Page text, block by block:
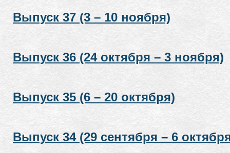
Выпуск 37 (3 – 10 ноября)
Выпуск 36 (24 октября – 3 ноября)
Выпуск 35 (6 – 20 октября)
Выпуск 34 (29 сентября – 6